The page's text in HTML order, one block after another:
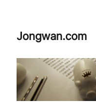
Jongwan.com